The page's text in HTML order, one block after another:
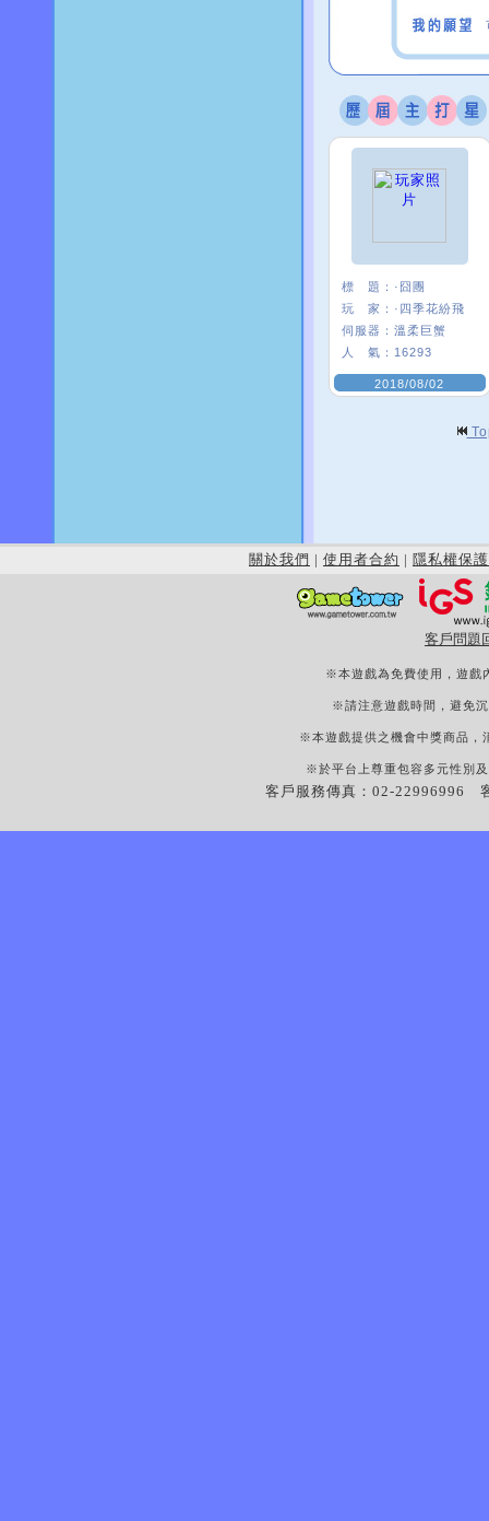
標 題： ·囧團
玩 家： ·四季花紛飛
伺服器： 溫柔巨蟹
人 氣： 16293
2018/08/02
關於我們 | 使用者合約 | 隱私權保護
客戶問題
※本遊戲為免費使用，遊戲
※請注意遊戲時間，避免
※本遊戲提供之機會中獎商品，
※於平台上尊重包容多元性別
客戶服務傳真：02-22996996